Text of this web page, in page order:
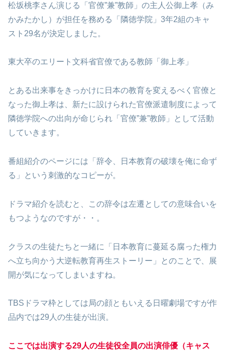
松坂桃李さん演じる「官僚”兼”教師」の主人公御上孝（み
かみたかし）が担任を務める「隣徳学院」3年2組のキャ
スト29名が決定しました。
東大卒のエリート文科省官僚である教師「御上孝」
とある出来事をきっかけに日本の教育を変えるべく官僚と
なった御上孝は、新たに設けられた官僚派遣制度によって
隣徳学院への出向が命じられ「官僚”兼”教師」として活動
していきます。
番組紹介のページには「辞令、日本教育の破壊を俺に命ず
る」という刺激的なコピーが。
ドラマ紹介を読むと、この辞令は左遷としての意味合いを
もつようなのですが・・。
クラスの生徒たちと一緒に「日本教育に蔓延る腐った権力
へ立ち向かう大逆転教育再生ストーリー」とのことで、展
開が気になってしまいますね。
TBSドラマ枠としては局の顔ともいえる日曜劇場ですが作
品内では29人の生徒が出演。
ここでは出演する29人の生徒役全員の出演俳優（キャス